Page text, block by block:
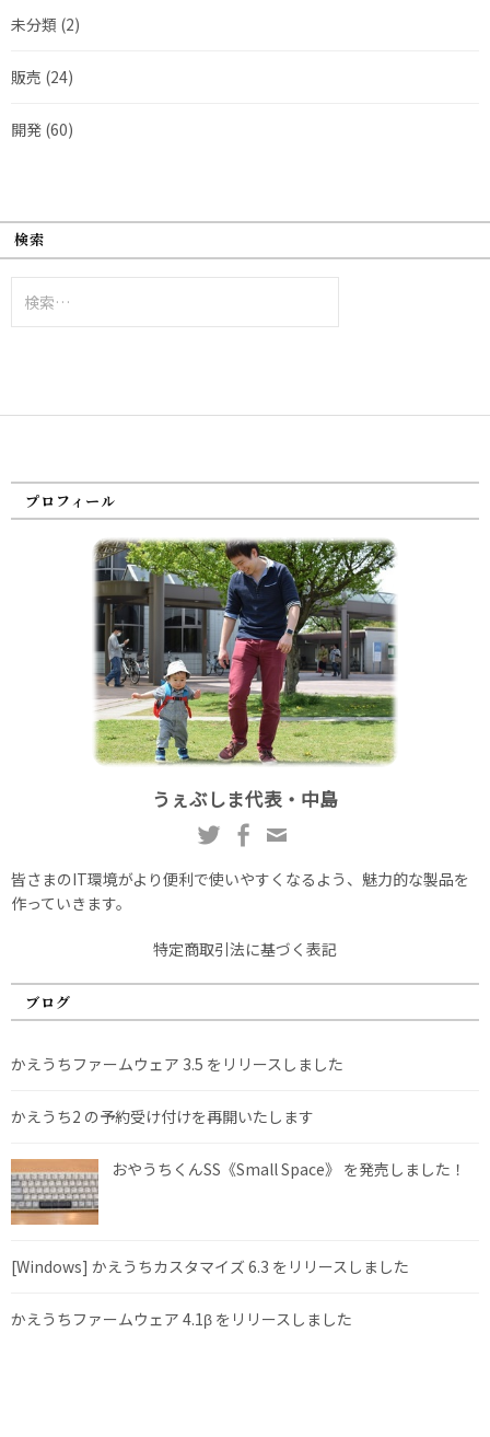
未分類 (2)
販売 (24)
開発 (60)
検索
索:
プロフィール
うぇぶしま代表・中島
皆さまのIT環境がより便利で使いやすくなるよう、魅力的な製品を
作っていきます。
特定商取引法に基づく表記
ブログ
かえうちファームウェア 3.5 をリリースしました
かえうち2 の予約受け付けを再開いたします
おやうちくんSS《Small Space》 を発売しました！
[Windows] かえうちカスタマイズ 6.3 をリリースしました
かえうちファームウェア 4.1β をリリースしました